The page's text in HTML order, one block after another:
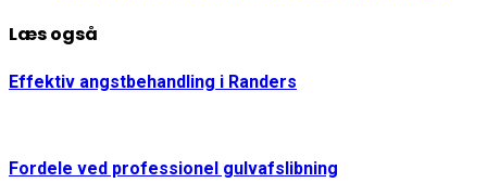
Læs også
Effektiv angstbehandling i Randers
Fordele ved professionel gulvafslibning